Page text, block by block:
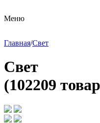
Меню
Главная/Свет
Свет
(102209